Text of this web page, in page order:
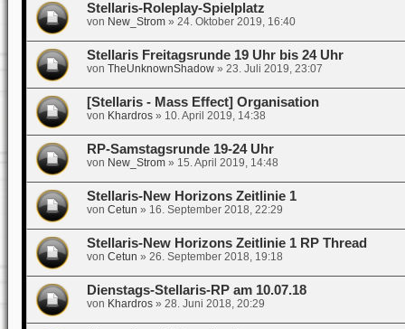
Stellaris-Roleplay-Spielplatz
von New_Strom» 24. Oktober 2019, 16:40
Stellaris Freitagsrunde 19 Uhr bis 24 Uhr
von TheUnknownShadow» 23. Juli 2019, 23:07
[Stellaris - Mass Effect] Organisation
von Khardros» 10. April 2019, 14:38
RP-Samstagsrunde 19-24 Uhr
von New_Strom» 15. April 2019, 14:48
Stellaris-New Horizons Zeitlinie 1
von Cetun » 16. September 2018, 22:29
Stellaris-New Horizons Zeitlinie 1 RP Thread
von Cetun » 26. September 2018, 19:18
Dienstags-Stellaris-RP am 10.07.18
von Khardros» 28. Juni 2018, 20:29